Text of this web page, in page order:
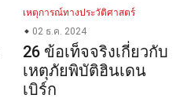
เหตุการณ์ทางประวัติศาสตร์
02 ธ.ค. 2024
26 ข้อเท็จจริงเกี่ยวกับ
เหตุภัยพิบัติฮินเดน
เบิร์ก